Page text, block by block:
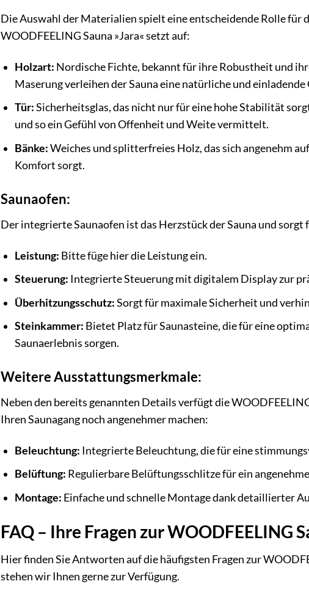
Die Auswahl der Materialien spielt eine entscheidende Rolle für
WOODFEELING Sauna »Jara« setzt auf:
Holzart: Nordische Fichte, bekannt für ihre Robustheit und
Maserung verleihen der Sauna eine natürliche und einladende
Tür:Sicherheitsglas, das nicht nur für eine hohe Stabilität
und so ein Gefühl von Offenheit und Weite vermittelt.
Bänke:Weiches und splitterfreies Holz, das sich angenehm
Komfort sorgt.
Saunaofen:
Der integrierte Saunaofen ist das Herzstück der Sauna und
Leistung: Bitte füge hier die Leistung ein.
Steuerung: Integrierte Steuerung mit digitalem Display zur
Überhitzungsschutz:Sorgt für maximale Sicherheit und
Steinkammer: Bietet Platz für Saunasteine, die für eine
Saunaerlebnis sorgen.
Weitere Ausstattungsmerkmale:
Neben den bereits genannten Details verfügt die
Ihren Saunagang noch angenehmer machen:
Beleuchtung: Integrierte Beleuchtung, die für eine
Belüftung: Regulierbare Belüftungsschlitze für ein
Montage: Einfache und schnelle Montage dank detaillierter
FAQ – Ihre Fragen zur WOODFEELING
Hier finden Sie Antworten auf die häufigsten Fragen zur
stehen wir Ihnen gerne zur Verfügung.